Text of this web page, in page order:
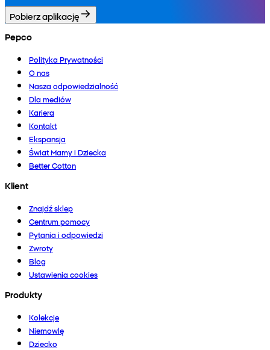
Pobierz aplikację
Pepco
Polityka Prywatności
O nas
Nasza odpowiedzialność
Dla mediów
Kariera
Kontakt
Ekspansja
Świat Mamy i Dziecka
Better Cotton
Klient
Znajdź sklep
Centrum pomocy
Pytania i odpowiedzi
Zwroty
Blog
Ustawienia cookies
Produkty
Kolekcje
Niemowlę
Dziecko